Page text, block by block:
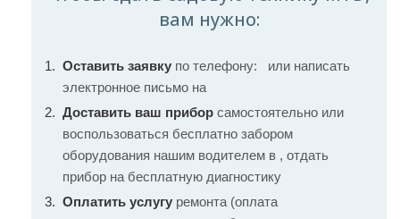
вам нужно:
Оставить заявку по телефону:
или написать
электронное письмо на
Доставить ваш прибор самостоятельно или
воспользоваться бесплатно забором
оборудования нашим водителем в , отдать
прибор на бесплатную диагностику
Оплатить услугу ремонта (оплата